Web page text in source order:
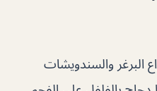
البرغر والسندويشات